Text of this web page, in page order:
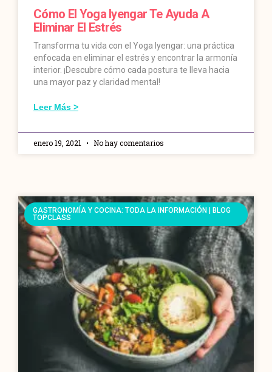
Cómo El Yoga Iyengar Te Ayuda A
Eliminar El Estrés
Transforma tu vida con el Yoga Iyengar: una práctica
enfocada en eliminar el estrés y encontrar la armonía
interior. ¡Descubre cómo cada postura te lleva hacia
una mayor paz y claridad mental!
Leer Más >
enero 19, 2021 No hay comentarios
GASTRONOMÍA Y COCINA: TODA LA INFORMACIÓN | BLOG
TOPCLASS